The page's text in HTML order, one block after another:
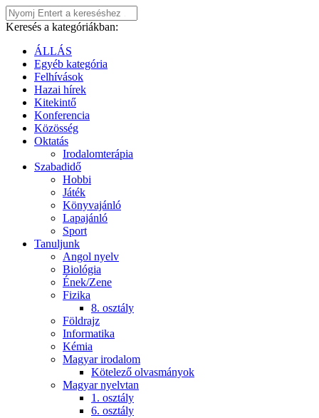
Keresés a kategóriákban:
ÁLLÁS
Egyéb kategória
Felhívások
Hazai hírek
Kitekintő
Konferencia
Közösség
Oktatás
Irodalomterápia
Szabadidő
Hobbi
Játék
Könyvajánló
Lapajánló
Sport
Tanuljunk
Angol nyelv
Biológia
Ének/Zene
Fizika
8. osztály
Földrajz
Informatika
Kémia
Magyar irodalom
Kötelező olvasmányok
Magyar nyelvtan
1. osztály
6. osztály